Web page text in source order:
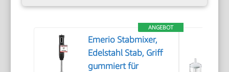
ANGEBOT
Emerio Stabmixer,
Edelstahl Stab, Griff
gummiert für